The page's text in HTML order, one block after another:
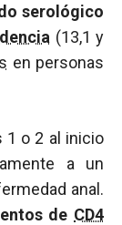
serológico
(13,1 y
en personas
1 o 2 al inicio
a un
anal.
de CD4